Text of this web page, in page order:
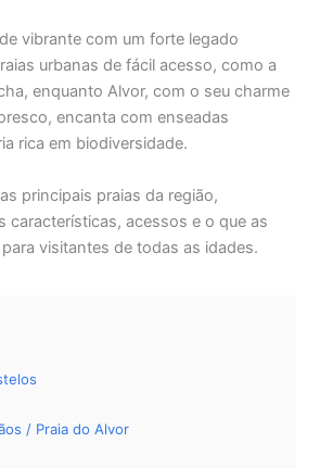
vibrante com um forte legado
urbanas de fácil acesso, como a
enquanto Alvor, com o seu charme
encanta com enseadas
rica em biodiversidade.
principais praias da região,
características, acessos e o que as
visitantes de todas as idades.
/ Praia do Alvor